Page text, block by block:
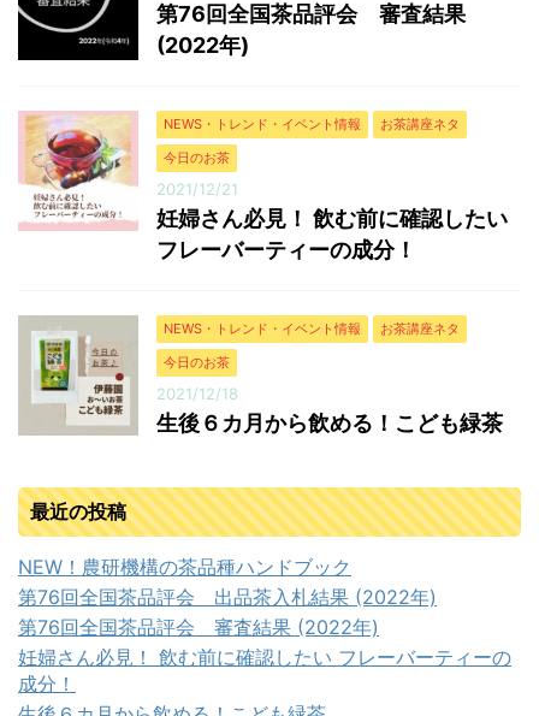
第76回全国茶品評会 審査結果
(2022年)
NEWS・トレンド・イベント情報
お茶講座ネタ
今日のお茶
2021/12/21
妊婦さん必見！ 飲む前に確認したい
フレーバーティーの成分！
NEWS・トレンド・イベント情報
お茶講座ネタ
今日のお茶
2021/12/18
生後６カ月から飲める！こども緑茶
最近の投稿
NEW！農研機構の茶品種ハンドブック
第76回全国茶品評会 出品茶入札結果 (2022年)
第76回全国茶品評会 審査結果 (2022年)
妊婦さん必見！ 飲む前に確認したい フレーバーティーの
成分！